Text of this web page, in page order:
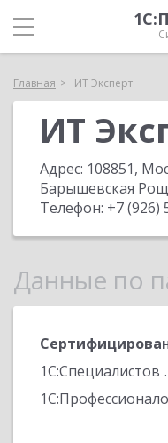
Главная ИТ Эксперт
ИТ
Адрес: 108851,
Барышевская
Телефон: +7 (926)
Данные по
1С:Специалистов